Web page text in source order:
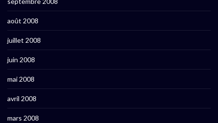
août 2008
juillet 2008
juin 2008
mai 2008
avril 2008
mars 2008